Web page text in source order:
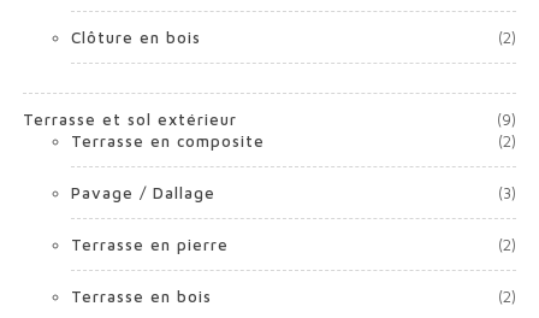
Clôture en bois (2)
Terrasse et sol extérieur
(9)
Terrasse en composite
(2)
Pavage / Dallage (3)
Terrasse en pierre (2)
Terrasse en bois (2)